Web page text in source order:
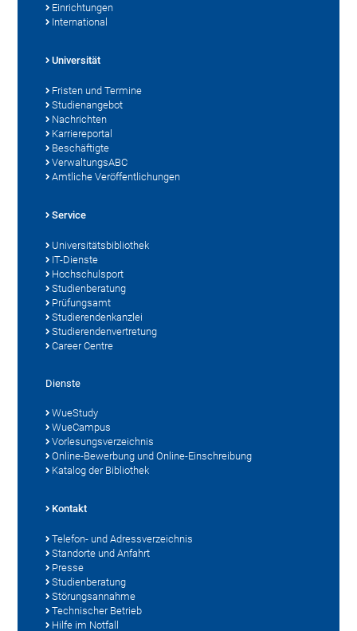
Einrichtungen
International
Universität
Fristen und Termine
Studienangebot
Nachrichten
Karriereportal
Beschäftigte
VerwaltungsABC
Amtliche Veröffentlichungen
Service
Universitätsbibliothek
IT-Dienste
Hochschulsport
Studienberatung
Prüfungsamt
Studierendenkanzlei
Studierendenvertretung
Career Centre
Dienste
WueStudy
WueCampus
Vorlesungsverzeichnis
Online-Bewerbung und Online-Einschreibung
Katalog der Bibliothek
Kontakt
Telefon- und Adressverzeichnis
Standorte und Anfahrt
Presse
Studienberatung
Störungsannahme
Technischer Betrieb
Hilfe im Notfall